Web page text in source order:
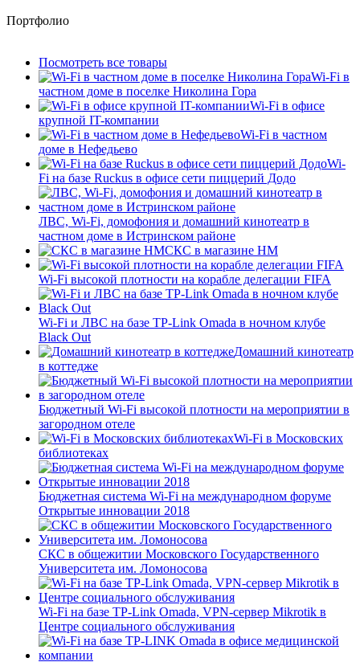
Портфолио
Посмотреть все товары
Wi-Fi в
частном доме в поселке Николина Гора
Wi-Fi в офисе
крупной IT-компании
Wi-Fi в частном
доме в Нефедьево
Wi-
Fi на базе Ruckus в офисе сети пиццерий Додо
ЛВС, Wi-Fi, домофония и домашний кинотеатр в
частном доме в Истринском районе
СКС в магазине HM
Wi-Fi высокой плотности на корабле делегации FIFA
Wi-Fi и ЛВС на базе TP-Link Omada в ночном клубе
Black Out
Домашний кинотеатр
в коттедже
Бюджетный Wi-Fi высокой плотности на мероприятии в
загородном отеле
Wi-Fi в Московских
библиотеках
Бюджетная система Wi-Fi на международном форуме
Открытые инновации 2018
СКС в общежитии Московского Государственного
Университета им. Ломоносова
Wi-Fi на базе TP-Link Omada, VPN-сервер Mikrotik в
Центре социального обслуживания